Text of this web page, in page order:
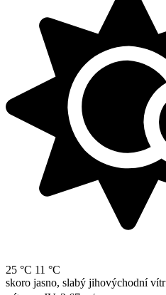
25 °C 11 °C
skoro jasno, slabý jihovýchodní vítr